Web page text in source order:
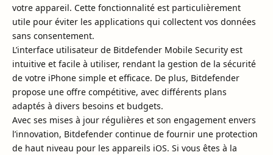
votre appareil. Cette fonctionnalité est particulièrement
utile pour éviter les applications qui collectent vos données
sans consentement.
L’interface utilisateur de Bitdefender Mobile Security est
intuitive et facile à utiliser, rendant la gestion de la sécurité
de votre iPhone simple et efficace. De plus, Bitdefender
propose une offre compétitive, avec différents plans
adaptés à divers besoins et budgets.
Avec ses mises à jour régulières et son engagement envers
l’innovation, Bitdefender continue de fournir une protection
de haut niveau pour les appareils iOS. Si vous êtes à la